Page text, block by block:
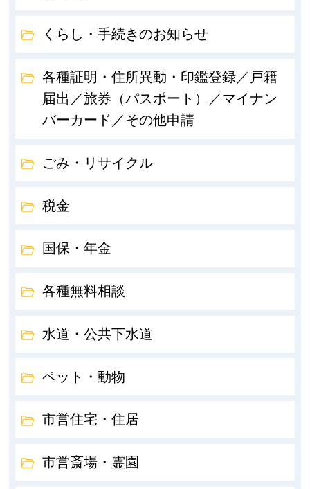
くらし・手続きのお知らせ
各種証明・住所異動・印鑑登録／戸籍
届出／旅券（パスポート）／マイナン
バーカード／その他申請
ごみ・リサイクル
税金
国保・年金
各種無料相談
水道・公共下水道
ペット・動物
市営住宅・住居
市営斎場・霊園